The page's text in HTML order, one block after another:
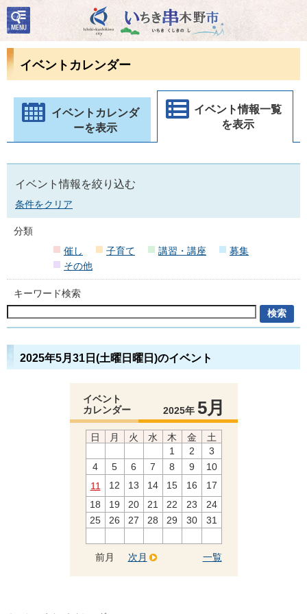
いちき串木野市
検
索・
共通
ューイベントカレンダー
イベントカレンダ
ーを表示
イベント情報一覧
を表示
イベント情報を絞り込む
条件をクリア
分類
催し
子育て 講習・講座
募集
その他
キーワード検索
2025年5月31日(土曜日曜日)のイベント
イベント
カレンダー
2025年 5月
日 月 火 水 木 金
土
1
2
3
4
5 6 7 8 9
10
11
12 13 14 15 16
17
18
19 20 21 22 23
24
25
26 27 28 29 30 31
前月 一覧
次月